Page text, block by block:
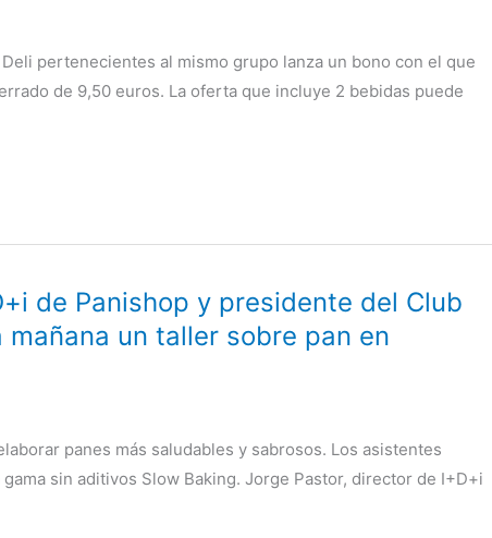
pertenecientes al mismo grupo lanza un bono con el que
de 9,50 euros. La oferta que incluye 2 bebidas puede
de Panishop y presidente del Club
un taller sobre pan en
panes más saludables y sabrosos. Los asistentes
sin aditivos Slow Baking. Jorge Pastor, director de I+D+i